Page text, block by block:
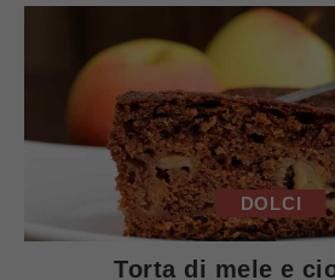
DOLCI
Torta di mele e